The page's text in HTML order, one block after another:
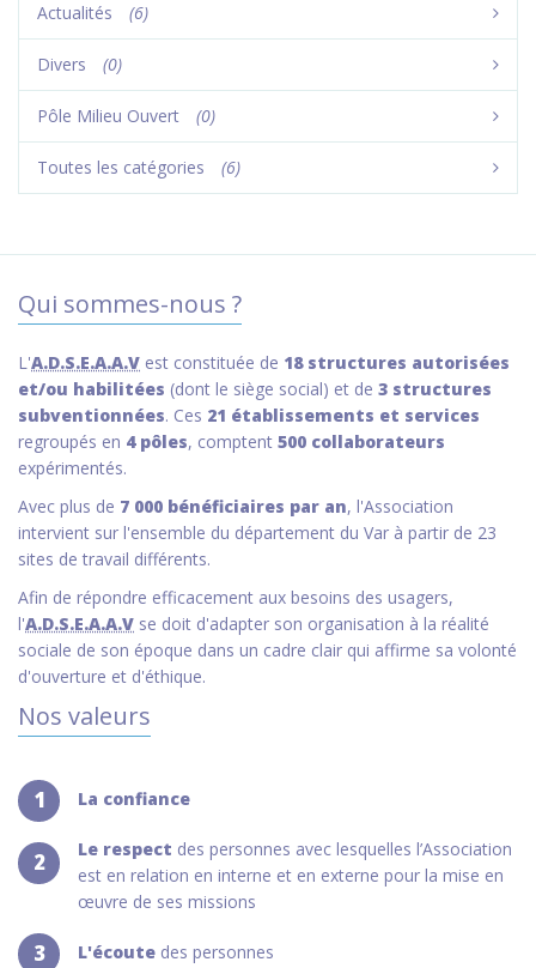
Actualités (6)
Divers (0)
Pôle Milieu Ouvert (0)
Toutes les catégories (6)
Qui sommes-nous ?
L'A.D.S.E.A.A.V est constituée de 18 structures autorisées
et/ou habilitées (dont le siège social) et de 3 structures
subventionnées. Ces 21 établissements et services
regroupés en 4 pôles, comptent 500 collaborateurs
expérimentés.
Avec plus de 7 000 bénéficiaires par an, l'Association
intervient sur l'ensemble du département du Var à partir de 23
sites de travail différents.
Afin de répondre efficacement aux besoins des usagers,
l'A.D.S.E.A.A.V se doit d'adapter son organisation à la réalité
sociale de son époque dans un cadre clair qui affirme sa volonté
d'ouverture et d'éthique.
Nos valeurs
1 La confiance
2 Le respect des personnes avec lesquelles l’Association
est en relation en interne et en externe pour la mise en
œuvre de ses missions
3 L'écoute des personnes